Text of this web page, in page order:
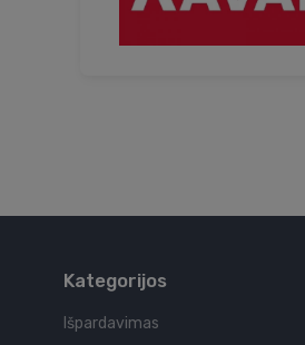
Kategorijos
Išpardavimas